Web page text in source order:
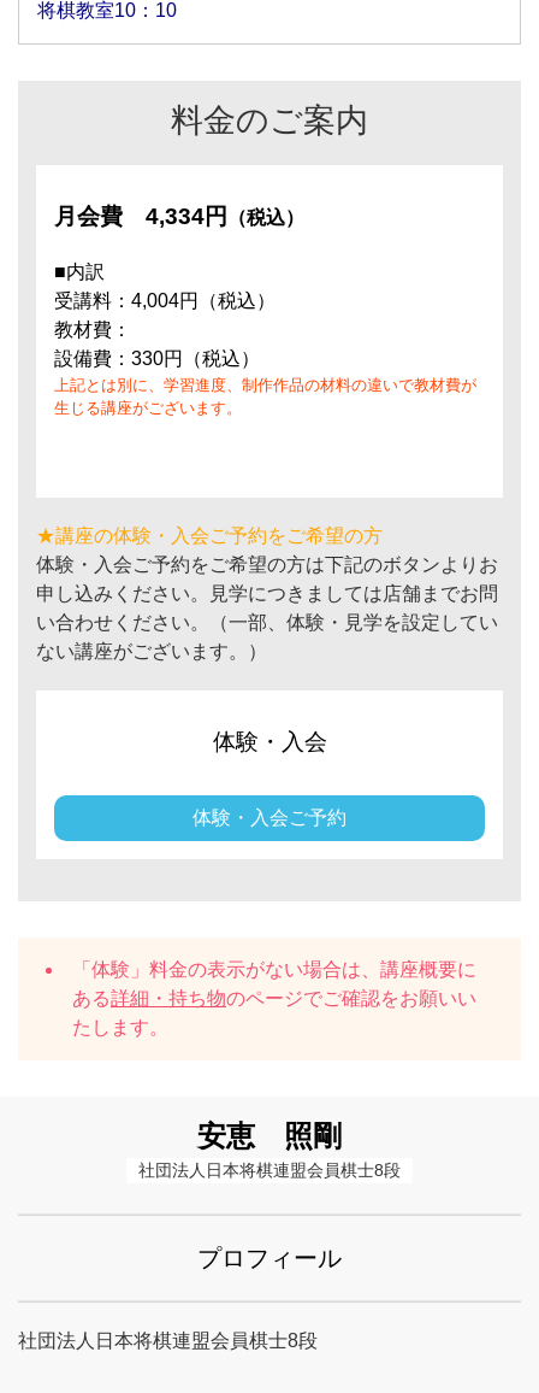
将棋教室10：10
料金のご案内
月会費 4,334円 （税込）
■内訳
受講料：4,004円（税込）
教材費：
設備費：330円（税込）
上記とは別に、学習進度、制作作品の材料の違いで教材費が
生じる講座がございます。
★講座の体験・入会ご予約をご希望の方
体験・入会ご予約をご希望の方は下記のボタンよりお
申し込みください。見学につきましては店舗までお問
い合わせください。（一部、体験・見学を設定してい
ない講座がございます。）
体験・入会
体験・入会ご予約
「体験」料金の表示がない場合は、講座概要に
ある詳細・持ち物のページでご確認をお願いい
たします。
安恵 照剛
社団法人日本将棋連盟会員棋士8段
プロフィール
社団法人日本将棋連盟会員棋士8段